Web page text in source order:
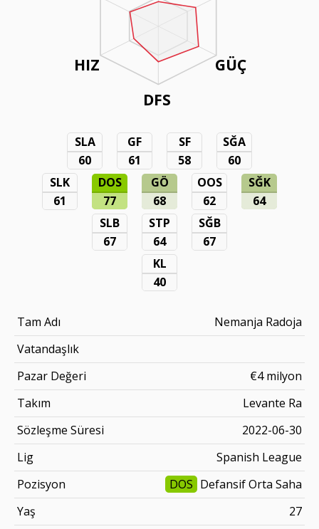
GÜÇ
DFS
HIZ
SLA
60
GF
61
SF
58
SĞA
60
SLK
61
DOS
77
GÖ
68
OOS
62
SĞK
64
SLB
67
STP
64
SĞB
67
KL
40
Tam Adı
Nemanja Radoja
Vatandaşlık
Pazar Değeri
€4 milyon
Takım
Levante Ra
Sözleşme Süresi
2022-06-30
Lig
Spanish League
Pozisyon
DOS Defansif Orta Saha
Yaş
27